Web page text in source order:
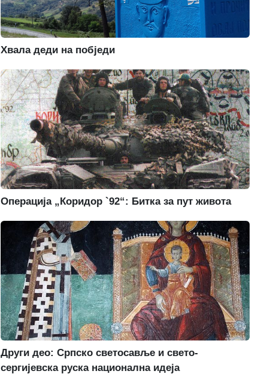
Хвала деди на побједи
Операција „Коридор `92“: Битка за пут живота
Други део: Српско светосавље и свето-
сергијевска руска национална идеја